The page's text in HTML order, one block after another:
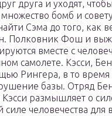
друга и уходят,
множество бомб и
Сэма до того, как
Полковник Фош и
вместе с
самолете. Кэсси,
Рингера, в то время
базы. Отряд
Кэсси размышляет о
силе человечества для